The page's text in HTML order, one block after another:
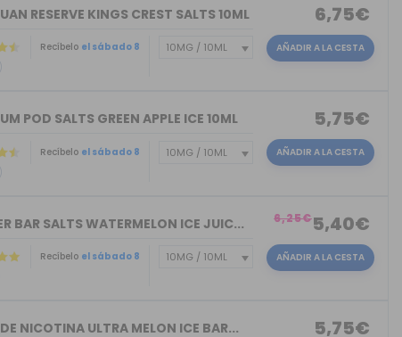
RESERVE KINGS CREST SALTS 10ML
Recíbelo el sábado 8
6,75€
AÑADIR A LA CESTA
POD SALTS GREEN APPLE ICE 10ML
Recíbelo el sábado 8
5,75€
AÑADIR A LA CESTA
BAR SALTS WATERMELON ICE JUIC...
Recíbelo el sábado 8
5,40€
6,25€
AÑADIR A LA CESTA
NICOTINA ULTRA MELON ICE BAR... 5,75€